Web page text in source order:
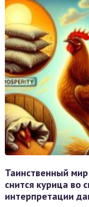
Таинственный
снится курица во
интерпретации